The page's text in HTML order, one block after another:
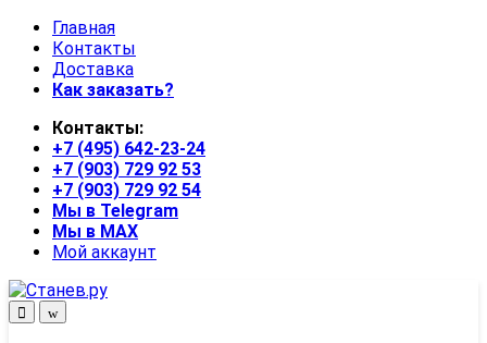
Skip
navigation
Skip
content
Главная
Контакты
Доставка
Как заказать?
Контакты:
+7 (495) 642-23-24
+7 (903) 729 92 53
+7 (903) 729 92 54
Мы в Telegram
Мы в MAX
Мой аккаунт
OpenClose